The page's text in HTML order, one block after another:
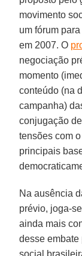
movimento
um fórum
em 2007. O
negociação
momento
conteúdo (na
campanha)
conjugação
tensões com
principais
Na ausência
prévio, joga-
ainda mais
desse embate
social